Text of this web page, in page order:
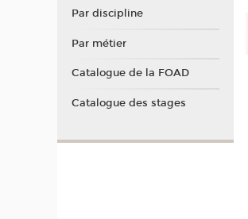
Par discipline
Par métier
Catalogue de la FOAD
Catalogue des stages